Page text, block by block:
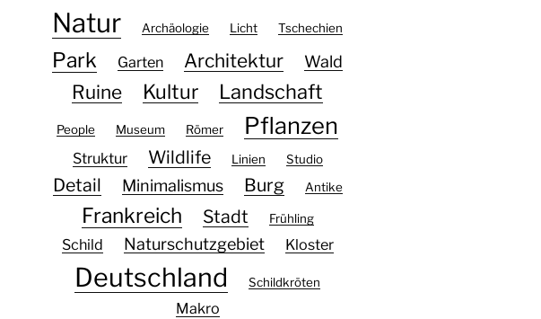
Natur Archäologie Licht Tschechien
Park Garten Architektur Wald
Ruine Kultur Landschaft
People Museum Römer Pflanzen
Struktur Wildlife Linien Studio
Detail Minimalismus Burg Antike
Frankreich Stadt Frühling
Schild Naturschutzgebiet Kloster
Deutschland Schildkröten
Makro